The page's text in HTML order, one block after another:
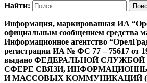
Найти:
Информация, маркированная ИА
официальным сообщением средства
Информационное агентство
регистрации ИА № ФС 77 – 75617 от
выдано ФЕДЕРАЛЬНОЙ СЛУЖБОЙ
СФЕРЕ СВЯЗИ,
И МАССОВЫХ КОММУНИКАЦИЙ